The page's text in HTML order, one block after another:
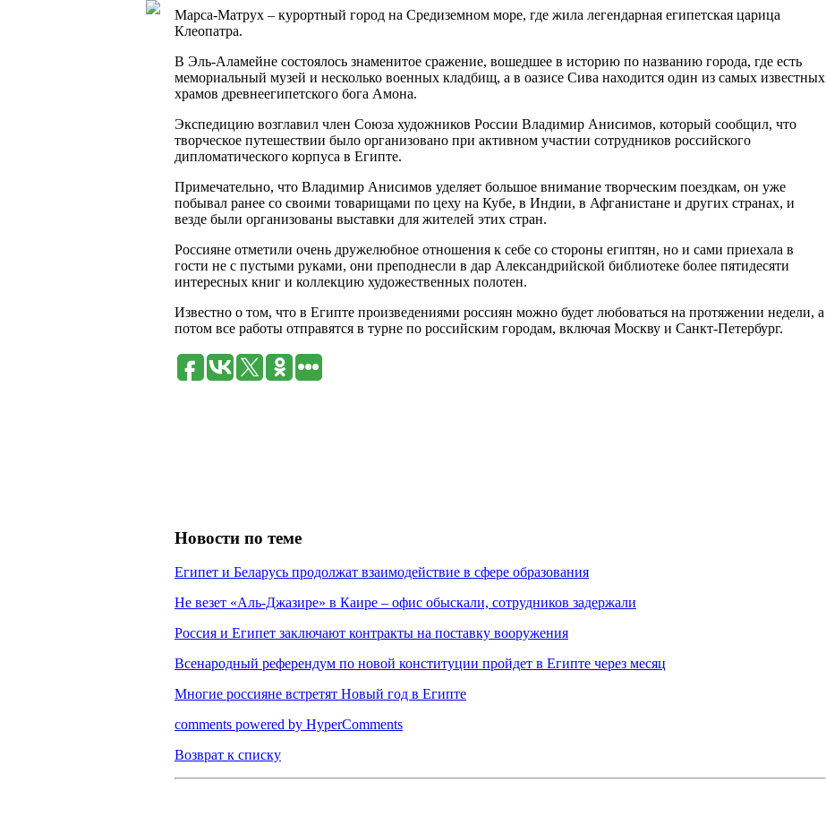
Марса-Матрух – курортный город на Средиземном море, где жила легендарная египетская царица
Клеопатра.
В Эль-Аламейне состоялось знаменитое сражение, вошедшее в историю по названию города, где есть
мемориальный музей и несколько военных кладбищ, а в оазисе Сива находится один из самых известных
храмов древнеегипетского бога Амона.
Экспедицию возглавил член Союза художников России Владимир Анисимов, который сообщил, что
творческое путешествии было организовано при активном участии сотрудников российского
дипломатического корпуса в Египте.
Примечательно, что Владимир Анисимов уделяет большое внимание творческим поездкам, он уже
побывал ранее со своими товарищами по цеху на Кубе, в Индии, в Афганистане и других странах, и
везде были организованы выставки для жителей этих стран.
Россияне отметили очень дружелюбное отношения к себе со стороны египтян, но и сами приехала в
гости не с пустыми руками, они преподнесли в дар Александрийской библиотеке более пятидесяти
интересных книг и коллекцию художественных полотен.
Известно о том, что в Египте произведениями россиян можно будет любоваться на протяжении недели, а
потом все работы отправятся в турне по российским городам, включая Москву и Санкт-Петербург.
Новости по теме
Египет и Беларусь продолжат взаимодействие в сфере образования
Не везет «Аль-Джазире» в Каире – офис обыскали, сотрудников задержали
Россия и Египет заключают контракты на поставку вооружения
Всенародный референдум по новой конституции пройдет в Египте через месяц
Многие россияне встретят Новый год в Египте
comments powered by HyperComments
Возврат к списку